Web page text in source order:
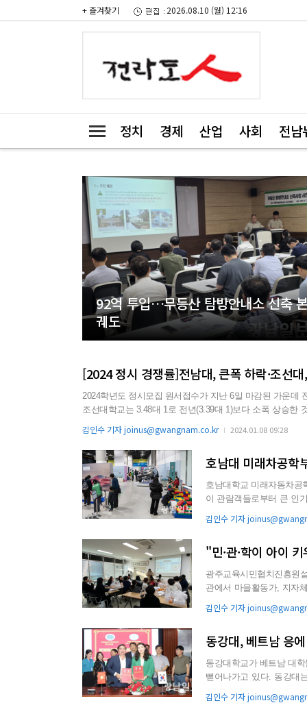
+ 즐겨찾기 2026.08.10 (월) 12:16
정치 경제 산업 사회 전남
92억 투입…무등산 탐방안내소 신축
궤도
[2024 정시 경쟁률]전남대, 큰폭 하락·조선
2024학년도 정시모집 원서접수가 지난 6일 마감된 가운데
조선대학교는 3.48대 1로 전년(3.39대 1)보다 소폭 상승한 것으로 나타났다. 7일 광주·전남 주요 대학
대학원 학석사통합과정이 12.25대 1을 나타냈고...
김인수 기자 joinus@gwangnam.co.kr 2024.01.08 09:28
호남대 미래차공학
호남대학교 미래자동차
이 관람객들로부터 큰 인기를 끌고 있다. 국립광주과학관은 지
김인수 기자
"민·관·학이 아이
광주교육시민협치진흥원
관에서 마을활동가, 지자체 업
김인수 기자
동강대, 베트남 응
동강대학교가 베트남 대학들과
뻗어나가고 있다. 동강대는 최근 국제교류원장 허숙 교수와 산학협력단장 김명수 교수가 베트남
김인수 기자